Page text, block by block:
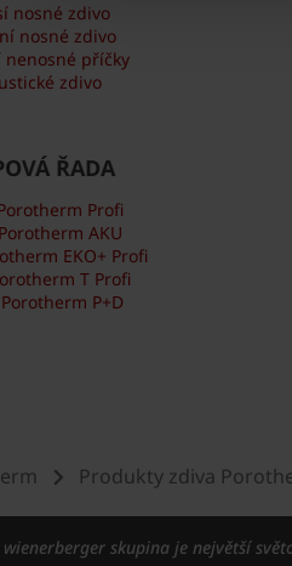
nosné zdivo
nosné zdivo
příčky
zdivo
ŘADA
Profi
AKU
EKO+ Profi
T Profi
P+D
Produkty zdiva
wienerberger skupina je největší